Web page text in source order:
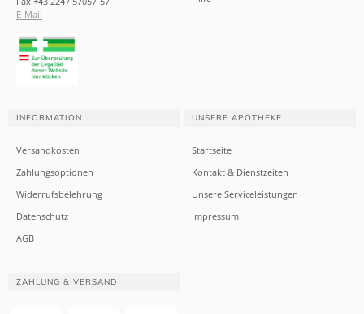
E-Mail
INFORMATION
Versandkosten
Zahlungsoptionen
Widerrufsbelehrung
Datenschutz
AGB
UNSERE APOTHEKE
Startseite
Kontakt & Dienstzeiten
Unsere Serviceleistungen
Impressum
ZAHLUNG & VERSAND